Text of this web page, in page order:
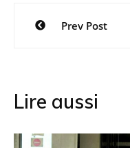
Navigation
Prev Post
Lire aussi